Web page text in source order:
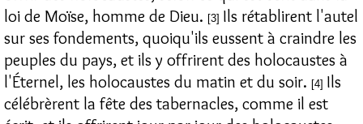
loi de Moïse, homme de Dieu. [3] Ils rétablirent l'autel
sur ses fondements, quoiqu'ils eussent à craindre les
peuples du pays, et ils y offrirent des holocaustes à
l'Éternel, les holocaustes du matin et du soir. [4] Ils
célébrèrent la fête des tabernacles, comme il est